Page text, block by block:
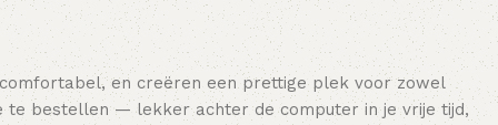
en creëren een prettige plek voor zowel
te bestellen — lekker achter de computer in je vrije tijd,